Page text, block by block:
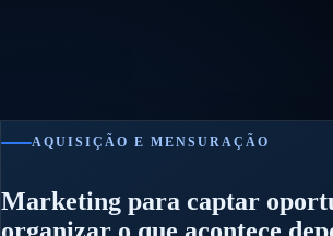
AQUISIÇÃO E MENSURAÇÃO
Marketing para captar